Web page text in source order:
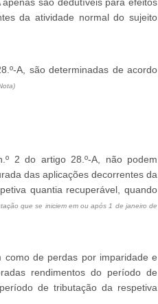
da atividade normal do sujeito
A, são determinadas de acordo
2 do artigo 28.º-A, não podem
das aplicações decorrentes da
quantia recuperável, quando
que se iniciem em ou após 1 de janeiro de
de perdas por imparidade e
rendimentos do período de
de tributação da respetiva